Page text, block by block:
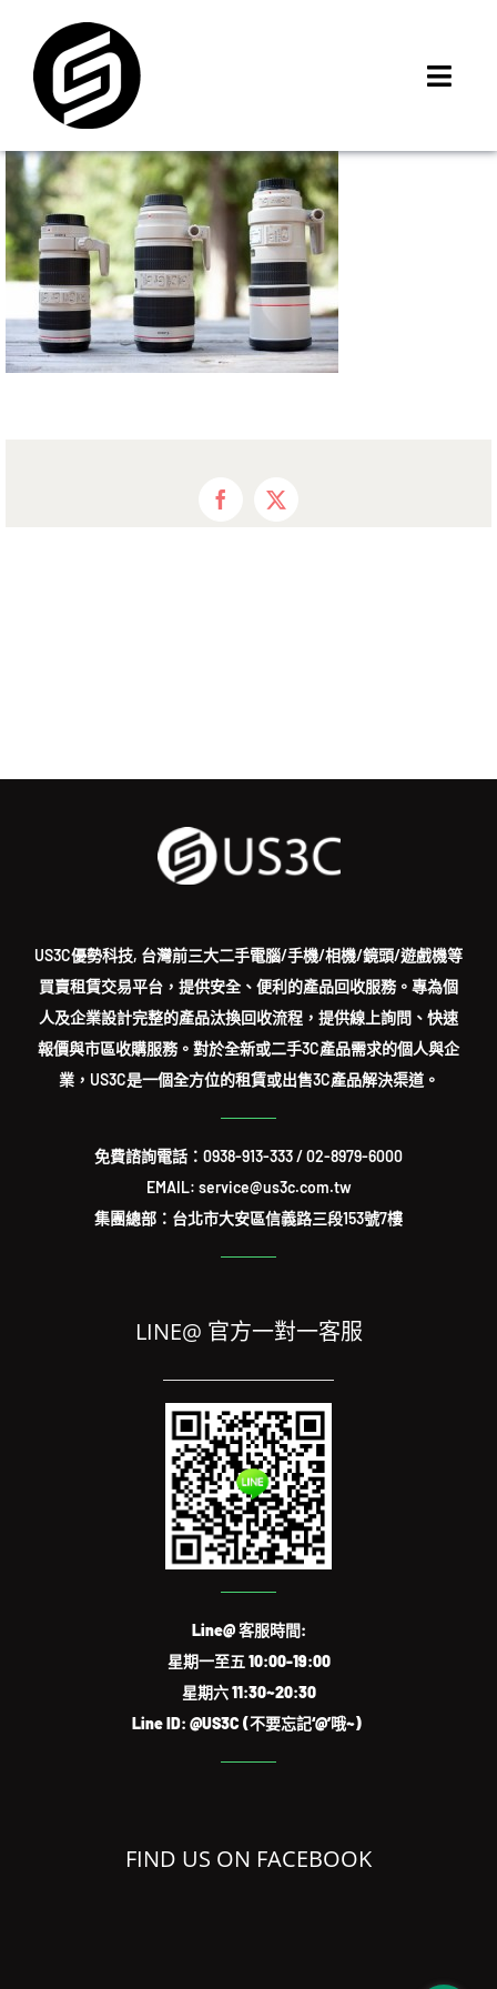
content
門市據點
iMCheck APP
iPhone 回收價
線上商城
3C租賃
Facebook
X
US3C優勢科技, 台灣前三大二手電腦/手機/相機/鏡頭/遊戲機等
買賣租賃交易平台，提供安全、便利的產品回收服務。專為個
人及企業設計完整的產品汰換回收流程，提供線上詢問、快速
報價與市區收購服務。對於全新或二手3C產品需求的個人與企
業，US3C是一個全方位的租賃或出售3C產品解決渠道。
免費諮詢電話： 0938-913-333/02-8979-6000
EMAIL: service@us3c.com.tw
集團總部：台北市大安區信義路三段153號7樓
LINE@ 官方一對一客服
Line@ 客服時間:
星期一至五 10:00-19:00
星期六 11:30~20:30
Line ID: @US3C (不要忘記‘@’哦~)
FIND US ON FACEBOOK